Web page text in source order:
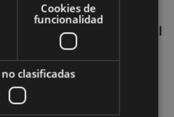
por el Pleno Municipal
de 2026
Cookies de
funcionalidad
clasificadas